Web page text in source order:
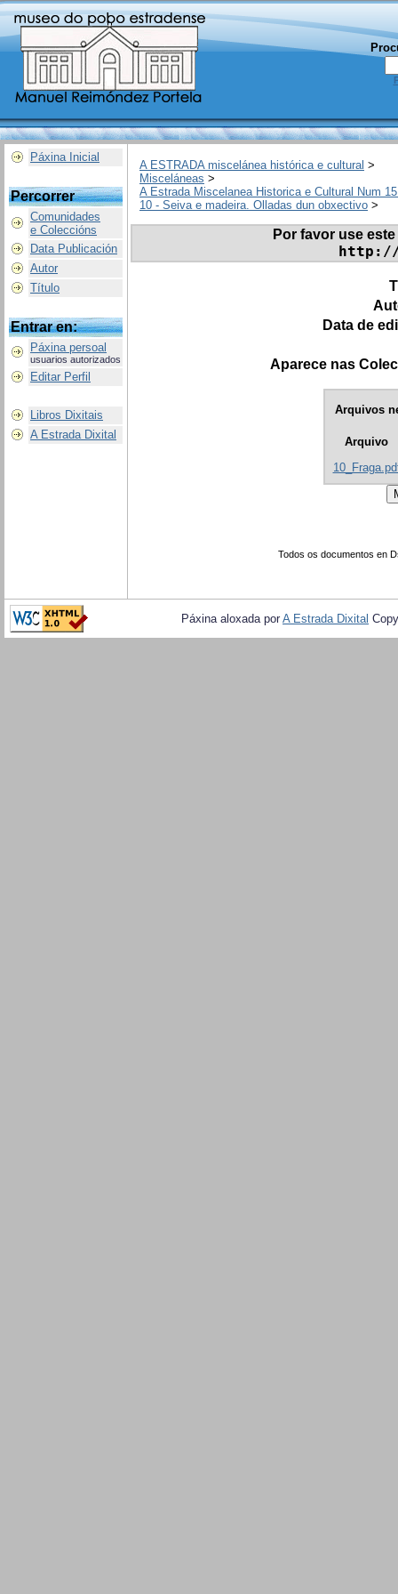
Páxina Inicial
Percorrer
Comunidades
e Coleccións
Data Publicación
Autor
Título
Entrar en:
Páxina persoal
usuarios autorizados
Editar Perfil
Libros Dixitais
A Estrada Dixital
A ESTRADA miscelánea histórica e cultural >
Misceláneas >
A Estrada Miscelanea Historica e Cultural Num
10 - Seiva e madeira. Olladas dun obxectivo >
Por favor use
http://
Data de
Aparece nas
Arquivos
Arquivo
Todos os documentos en
Páxina aloxada por A Estrada Dixital